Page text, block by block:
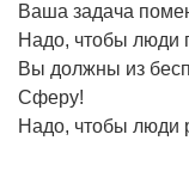
Ваша задача
Надо, чтобы люди
Вы должны из
Сферу!
Надо, чтобы люди